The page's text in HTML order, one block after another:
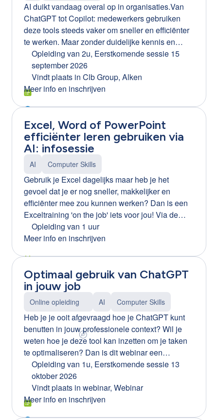
AI duikt vandaag overal op in organisaties.Van
ChatGPT tot Copilot: medewerkers gebruiken
deze tools steeds vaker om sneller en efficiënter
te werken. Maar zonder duidelijke kennis en
afspraken kan AI ook risico’s creëren. Denk aan:
gevoelige bedrijfsinformatie die gedeeld wordt
foutieve of misleidende AI-resultaten onbewust
gebruik van AI-tools binnen de organisatie
Waarom AI literacy belangrijk is voor jouw
organisatie Bedrijven die AI bewust inzetten,
halen er echte meerwaarde uit.Maar dat lukt
alleen wanneer medewerkers begrijpen: wat AI
wel en niet kan hoe ze AI veilig gebruiken hoe ze
kritisch omgaan met AI-resultaten hoe ze data en
privacy beschermen Met de juiste basiskennis
wordt AI geen hype of risico, maar een krachtige
ondersteuning in het dagelijkse werk. Praktische
opleiding van 2 uur Tijdens deze interactieve
opleiding leren medewerkers hoe ze AI-tools
veilig, ethisch en efficiënt kunnen gebruiken. We
data en privacy kritisch omgaan met AI-output
praktische toepassingen in de werkcontext Kort,
praktisch en meteen toepasbaar.
Opleiding van 2u, Eerstkomende sessie 15
september 2026
Vindt plaats in Clb Group, Alken
Meer info en inschrijven
Excel, Word of PowerPoint
efficiënter leren gebruiken via
AI: infosessie
AI Computer Skills
Gebruik je Excel dagelijks maar heb je het
gevoel dat je er nog sneller, makkelijker en
efficiënter mee zou kunnen werken? Dan is een
Exceltraining 'on the job' iets voor jou! Via de
plugin Ortiz leer je enkel dat wat jij nodig hebt
voor jouw job, zonder hiervoor een dag opleiding
gepersonaliseerde tips. We zetten in op:
Upskilling en Reskilling Meegroeien
Resultaatgericht en efficiënt Maatwerk “Ortiz is
dé nieuwe manier van leren. Snel, kort, efficiënt
en op maat! Exact wat bedrijven vandaag nodig
hebben. Dit is het leren van de toekomst!” Ine
Indesteege – L&D manager CLB Group
Contacteer ons voor meer info of een korte demo
of neem deel aan het gratis
infowebinar: https://clb-
group.webinargeek.com/infowebinar-excel-word-
en-ppt-efficienter-leren-gebruiken-via-training-on-
the-job-ortiz Tip! Ook beschikbaar voor Word en
Opleiding van 1 uur
Meer info en inschrijven
Optimaal gebruik van ChatGPT
in jouw job
Online opleiding AI Computer Skills
Heb je je ooit afgevraagd hoe je ChatGPT kunt
benutten in jouw professionele context? Wil je
weten hoe je deze tool kan inzetten om je taken
te optimaliseren? Dan is dit webinar een
aanrader! Deze boeiende online workshop biedt
jou een heldere inzage in de werking van
ChatGPT en de vele manieren waarop het jouw
job kan verrijken. We onthullen de geheimen
Opleiding van 1u, Eerstkomende sessie 13
oktober 2026
Vindt plaats in webinar, Webinar
Meer info en inschrijven